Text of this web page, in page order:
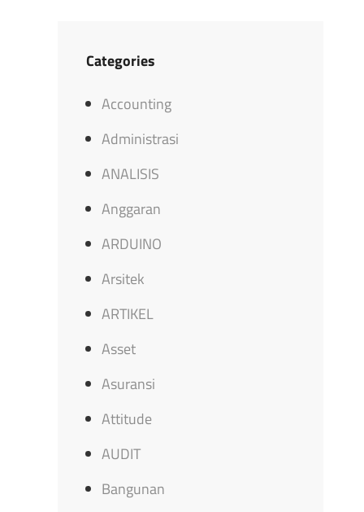
Categories
Accounting
Administrasi
ANALISIS
Anggaran
ARDUINO
Arsitek
ARTIKEL
Asset
Asuransi
Attitude
AUDIT
Bangunan